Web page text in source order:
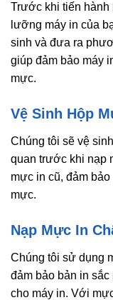
Trước khi tiến hành
lưỡng máy in của
sinh và đưa ra
giúp đảm bảo máy
mực.
Vệ Sinh Hộp
Chúng tôi sẽ vệ
quan trước khi nạp
mực in cũ, đảm
mực.
Nạp Mực In
Chúng tôi sử dụng
đảm bảo bản in
cho máy in. Với